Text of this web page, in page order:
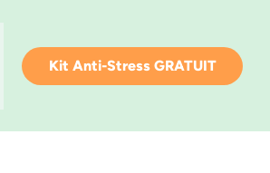
Kit Anti-Stress GRATUIT